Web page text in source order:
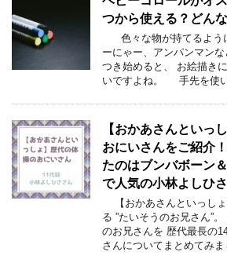
つから使える？どん
色々な物が持てるよう
ーにゃー、アンパンマン
つき始めると、 お絵描き
いですよね。 手先を使
【おかあさんといっ
おにいさんをご紹介
たのはブンバボーン
で人気の小林よしひさ
【おかあさんといっし
る ”たいそうのお兄さん
のお兄さんを 歴代最長の
さんについてまとめて